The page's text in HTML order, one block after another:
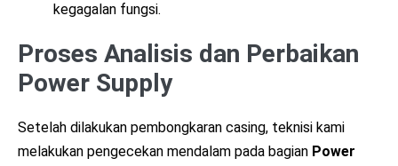
kegagalan fungsi.
Proses Analisis dan Perbaikan
Power Supply
Setelah dilakukan pembongkaran casing, teknisi kami
melakukan pengecekan mendalam pada bagian Power